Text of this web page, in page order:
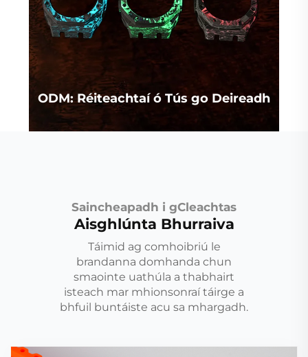
ODM: Réiteachtaí ó Tús go Deireadh
Saincheapadh i gCleachtas
Aisghlúnta Bhurraiva
Táimid ag comhoibriú le
brandanna domhanda chun
smaointe uathúla a thabhairt
isteach mar mhionsonraí táirge a
bhfuil buntáiste acu sa mhargadh.